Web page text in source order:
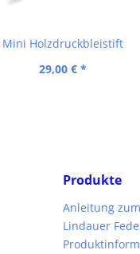
Mini Holzdruckbleistift
29,00 € *
Produkte
Anleitung
Lindauer